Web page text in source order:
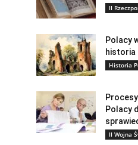
II
Polacy
historia
Historia
Polacy
II Wojna